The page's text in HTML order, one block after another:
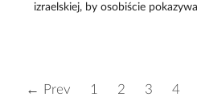
izraelskiej, by osobiście
← Prev 1 2 3 4